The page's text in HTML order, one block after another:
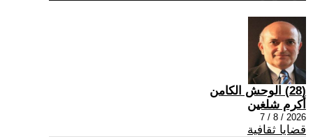
(28) الوحش الكامن
أكرم شلغين
2026 / 8 / 7
قضايا ثقافية